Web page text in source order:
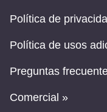
Política de
Política de usos
Preguntas
Comercial »